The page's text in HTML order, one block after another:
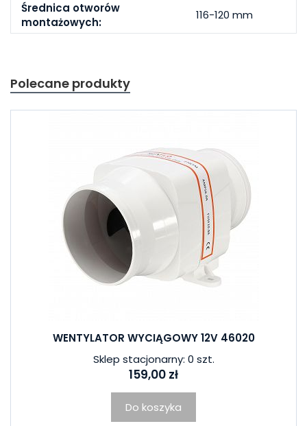
Średnica otworów
montażowych:
116-120 mm
Polecane produkty
WENTYLATOR WYCIĄGOWY 12V 46020
Sklep stacjonarny: 0 szt.
159,00 zł
Do koszyka